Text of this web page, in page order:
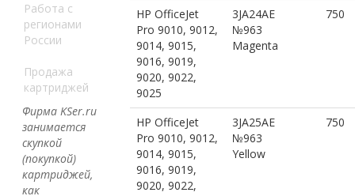
Работа с
регионами
России
Продажа
картриджей
Фирма KSer.ru
занимается
скупкой
(покупкой)
картриджей,
как
HP OfficeJet
Pro 9010, 9012,
9014, 9015,
9016, 9019,
9020, 9022,
9025
3JA24AE
№963
Magenta
750
HP OfficeJet
Pro 9010, 9012,
9014, 9015,
9016, 9019,
9020, 9022,
3JA25AE
№963
Yellow
750